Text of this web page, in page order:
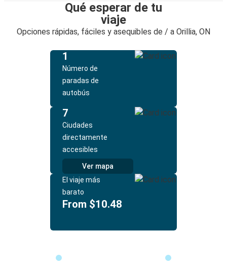
Qué esperar de tu
viaje
Opciones rápidas, fáciles y asequibles de / a Orillia, ON
1
Número de
paradas de
autobús
7
Ciudades
directamente
accesibles
Ver mapa
El viaje más
barato
From $10.48